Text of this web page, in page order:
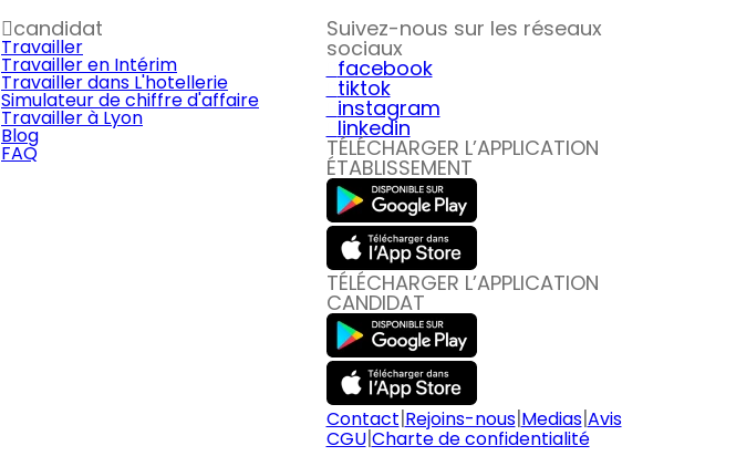
candidat
Travailler
Travailler en Intérim
Travailler dans L'hotellerie
Simulateur de chiffre d'affaire
Travailler à Lyon
Blog
FAQ
Suivez-nous sur les réseaux
sociaux
facebook
tiktok
instagram
linkedin
TÉLÉCHARGER L’APPLICATION
ÉTABLISSEMENT
TÉLÉCHARGER L’APPLICATION
CANDIDAT
Contact|Rejoins-nous|Medias|Avis
CGU|Charte de confidentialité